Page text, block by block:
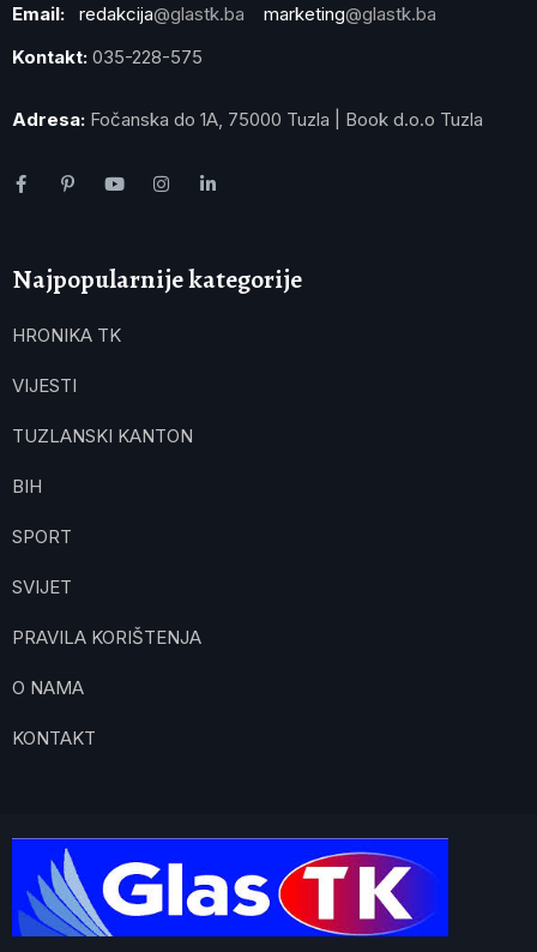
Email: redakcija@glastk.ba marketing@glastk.ba
Kontakt: 035-228-575
Adresa: Fočanska do 1A, 75000 Tuzla | Book d.o.o Tuzla
Najpopularnije kategorije
HRONIKA TK
VIJESTI
TUZLANSKI KANTON
BIH
SPORT
SVIJET
PRAVILA KORIŠTENJA
O NAMA
KONTAKT